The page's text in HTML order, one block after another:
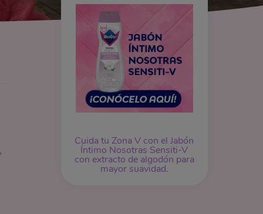
Cuida tu Zona V con el Jabón
Íntimo Nosotras Sensiti-V
con extracto de algodón para
mayor suavidad.